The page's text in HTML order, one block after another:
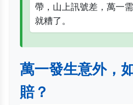
帶，山上訊號差，萬一
就糟了。
萬一發生意外，
賠？